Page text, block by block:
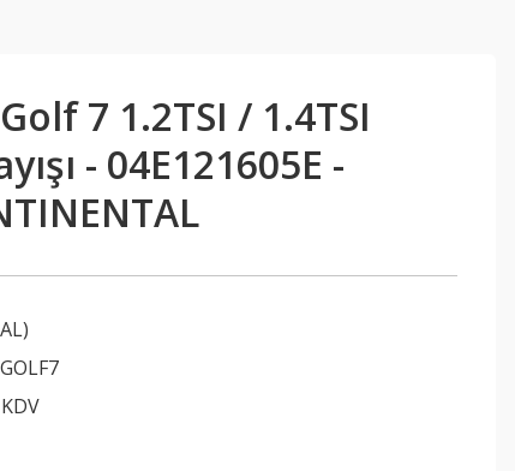
7 1.2TSI / 1.4TSI
- 04E121605E -